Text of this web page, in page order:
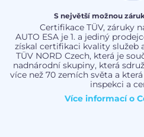
S největší možnou
Certifikace TÜV, záruky
AUTO ESA je 1. a jediný
získal certifikaci kvality služeb
TÜV NORD Czech, která je
nadnárodní skupiny, která
více než 70 zemích světa a
inspekci a
Více informací o